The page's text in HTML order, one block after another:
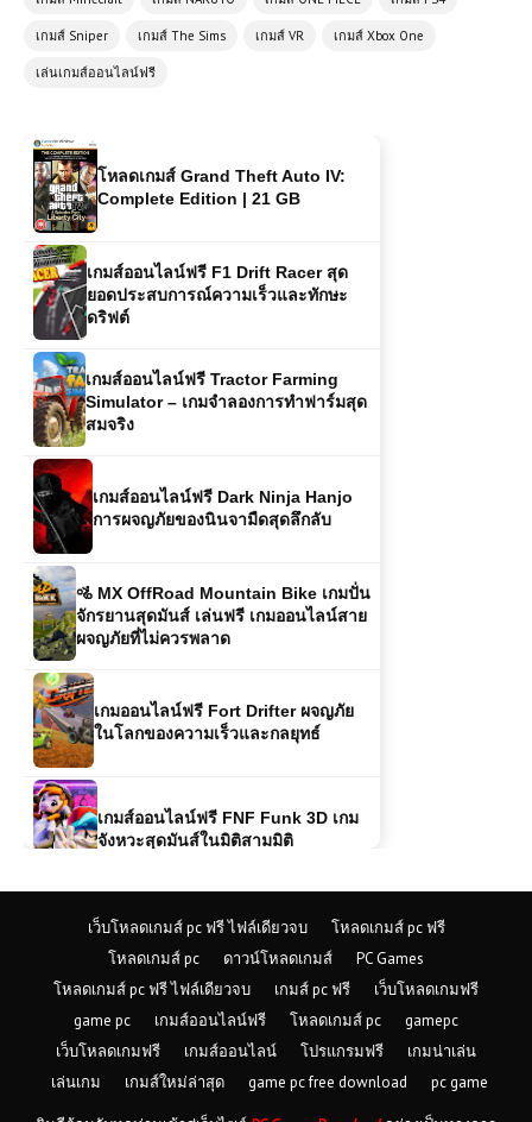
เกมส์ Sniper เกมส์ The Sims เกมส์ VR เกมส์ Xbox One
เล่นเกมส์ออนไลน์ฟรี
หลังวันสิ้นโลก
เกมส์ออนไลน์ฟรี F1 Drift Racer สุด
ยอดประสบการณ์ความเร็วและทักษะ
ดริฟต์
เกมส์ออนไลน์ฟรี Tractor Farming
Simulator – เกมจำลองการทำฟาร์มสุด
เกมส์ออนไลน์ฟรี Dark Ninja Hanjo
🚵 MX OffRoad Mountain Bike เกมปั่น
จักรยานสุดมันส์ เล่นฟรี เกมออนไลน์สาย
ผจญภัยที่ไม่ควรพลาด
เกมออนไลน์ฟรี Fort Drifter ผจญภัย
เกมส์ออนไลน์ฟรี FNF Funk 3D เกม
เล่นเกมส์ออนไลน์ฟรี Taxi Simulator
เล่นเกมส์ออนไลน์ฟรี ToonZ.io สนุกไป
กับเกมออนไลน์สุดมันส์ในโลกการ์ตูน
เกมส์ออนไลน์ฟรี Car Football – สุด
ยอดเกมรถแข่งกับฟุตบอล
เว็บโหลดเกมส์ pc ฟรี ไฟล์เดียวจบ
โหลดเกมส์ pc ฟรี
โหลดเกมส์ pc
ดาวน์โหลดเกมส์
PC Games
โหลดเกมส์ pc ฟรี ไฟล์เดียวจบ
เกมส์ pc ฟรี
เว็บโหลดเกมฟรี
game pc
เกมส์ออนไลน์ฟรี โหลดเกมส์ pc
gamepc
เว็บโหลดเกมฟรี
เกมส์ออนไลน์ โปรแกรมฟรี
เกมน่าเล่น
เล่นเกม
เกมส์ใหม่ล่าสุด game pc free download pc game